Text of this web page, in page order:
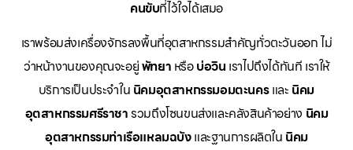
คนขับที่ไว้ใจได้เสมอ
เราพร้อมส่งเครื่องจักรลงพื้นที่อุตสาหกรรมสำคัญทั่วตะวันออก ไม่
ว่าหน้างานของคุณจะอยู่พัทยา หรือบ่อวิน เราไปถึงได้ทันที เราให้
บริการเป็นประจำใน นิคมอุตสาหกรรมอมตะนครและ นิคม
อุตสาหกรรมศรีราชารวมถึงโซนขนส่งและคลังสินค้าอย่าง นิคม
อุตสาหกรรมท่าเรือแหลมฉบังและฐานการผลิตใน นิคม